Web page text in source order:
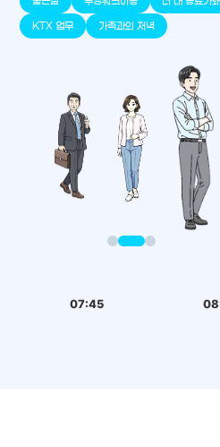
KTX 업무 가족과의 저녁
07:45